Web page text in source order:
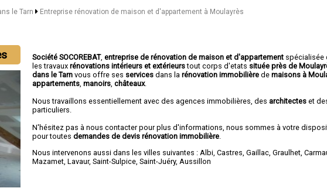
le Tarn Entreprise rénovation de maison et d'appartement à Moulayrès
Société SOCOREBAT,entreprise de rénovation de maison et d'appartement spécialisée
les travauxrénovations intérieurs et extérieurstout corps d'etats située près de
dans le Tarnvous offre ses services dans larénovation immobilière demaisons à
appartements ,manoirs ,châteaux.
Nous travaillons essentiellement avec des agences immobilières, des architectes et
particuliers.
N'hésitez pas à nous contacter pour plus d'informations, nous sommes à votre
pour toutesdemandes de devis rénovation immobilière
Nous intervenons aussi dans les villes suivantes : Albi ,Castres ,Gaillac ,Graulhet ,
Mazamet ,Lavaur,Saint-Sulpice ,Saint-Juéry, Aussillon